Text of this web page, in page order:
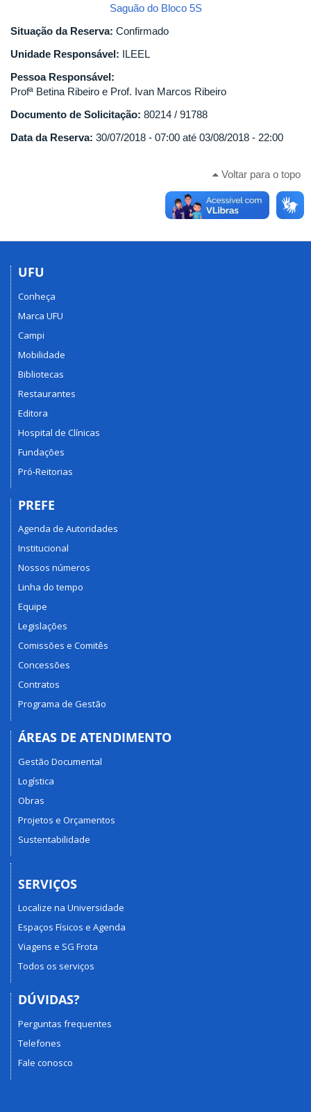
Saguão do Bloco 5S
Situação da Reserva: Confirmado
Unidade Responsável: ILEEL
Pessoa Responsável:
Profª Betina Ribeiro e Prof. Ivan Marcos Ribeiro
Documento de Solicitação: 80214 / 91788
Data da Reserva: 30/07/2018 - 07:00 até 03/08/2018 - 22:00
Voltar para o topo
UFU
Conheça
Marca UFU
Campi
Mobilidade
Bibliotecas
Restaurantes
Editora
Hospital de Clínicas
Fundações
Pró-Reitorias
PREFE
Agenda de Autoridades
Institucional
Nossos números
Linha do tempo
Equipe
Legislações
Comissões e Comitês
Concessões
Contratos
Programa de Gestão
ÁREAS DE ATENDIMENTO
Gestão Documental
Logística
Obras
Projetos e Orçamentos
Sustentabilidade
SERVIÇOS
Localize na Universidade
Espaços Físicos e Agenda
Viagens e SG Frota
Todos os serviços
DÚVIDAS?
Perguntas frequentes
Telefones
Fale conosco